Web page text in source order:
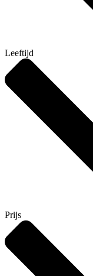
Leeftijd
Prijs